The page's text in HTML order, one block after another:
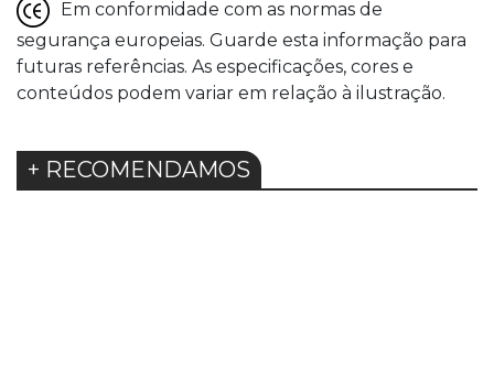
Em conformidade com as normas de
segurança europeias. Guarde esta informação para
futuras referências. As especificações, cores e
conteúdos podem variar em relação à ilustração.
+ RECOMENDAMOS